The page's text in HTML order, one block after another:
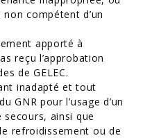
compétent d’un
apporté à
reçu l’approbation
de GELEC.
inadapté et tout
GNR pour l’usage d’un
ainsi que
refroidissement ou de